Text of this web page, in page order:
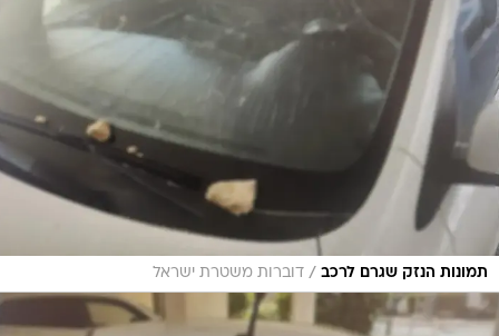
תמונות הנזק שגרם לרכב / דוברות משטרת ישראל